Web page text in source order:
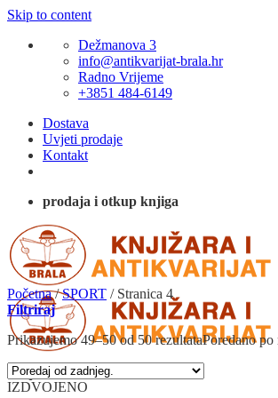
Skip to content
Dežmanova 3
info@antikvarijat-brala.hr
Radno Vrijeme
+3851 484-6149
Dostava
Uvjeti prodaje
Kontakt
prodaja i otkup knjiga
Početna / SPORT /Stranica 4
Filtriraj
Prikazujemo 49–50 od 50 rezultataPoredano
IZDVOJENO